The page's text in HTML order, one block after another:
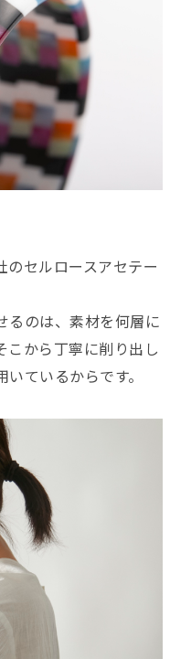
のセルロースアセテー
るのは、素材を何層に
こから丁寧に削り出し
ているからです。